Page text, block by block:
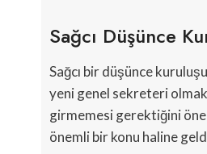
Sağcı Düşünce
Sağcı bir düşünce
yeni genel sekreteri
girmemesi gerektiğini öne
önemli bir konu haline